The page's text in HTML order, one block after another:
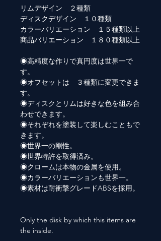
リムデザイン ２種類
ディスクデザイン １０種類
カラーバリエーション １５種類以上
商品バリエーション １８０種類以上
◉高精度な作りで真円度は世界一で
す。
◉オフセットは ３種類に変更できま
す。
◉ディスクとリムは好きな色を組み合
わせできます。
◉それぞれを塗装して楽しむこともで
きます。
◉世界一の剛性。
◉世界特許を取得済み。
◉クロームは本物の金属を使用。
◉カラーバリエーションも世界一。
◉素材は耐衝撃グレードABSを採用。
Only the disk by which this items are
the inside.